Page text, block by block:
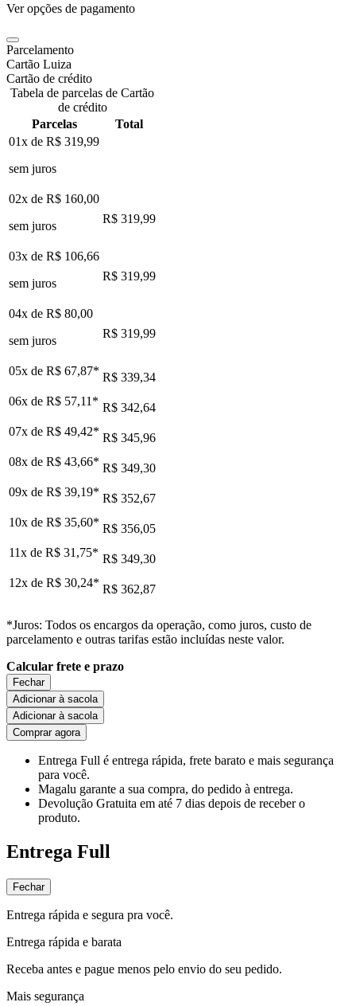
Ver opções de pagamento
Parcelamento
Cartão Luiza
Cartão de crédito
Tabela de parcelas de Cartão
de crédito
Parcelas
Total
01x de R$ 319,99
sem juros
02x de R$ 160,00
sem juros
R$ 319,99
03x de R$ 106,66
sem juros
R$ 319,99
04x de R$ 80,00
sem juros
R$ 319,99
05x de R$ 67,87* R$ 339,34
06x de R$ 57,11 * R$ 342,64
07x de R$ 49,42* R$ 345,96
08x de R$ 43,66* R$ 349,30
09x de R$ 39,19* R$ 352,67
10x de R$ 35,60* R$ 356,05
11x de R$ 31,75* R$ 349,30
12x de R$ 30,24* R$ 362,87
*Juros: Todos os encargos da operação, como juros, custo de
parcelamento e outras tarifas estão incluídas neste valor.
Calcular frete e prazo
Fechar
Adicionar à sacola
Adicionar à sacola
Comprar agora
Entrega Full é entrega rápida, frete barato e mais segurança
para você.
Magalu garante a sua compra, do pedido à entrega.
Devolução Gratuita em até 7 dias depois de receber o
produto.
Entrega Full
Fechar
Entrega rápida e segura pra você.
Entrega rápida e barata
Receba antes e pague menos pelo envio do seu pedido.
Mais segurança